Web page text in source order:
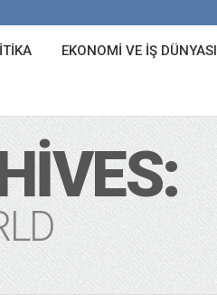
EKONOMI VE İŞ DÜNYASI